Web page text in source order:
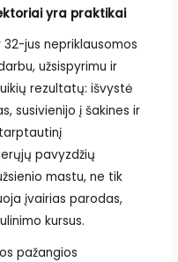
yra praktikai
jus nepriklausomos
užsispyrimu ir
rezultatų: išvystė
susivienijo į šakines ir
pavyzdžių
mastu, ne tik
įvairias parodas,
kursus.
pažangios